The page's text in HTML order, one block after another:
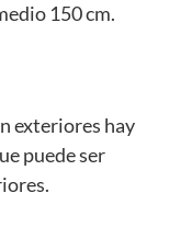
150 cm.
exteriores hay
puede ser